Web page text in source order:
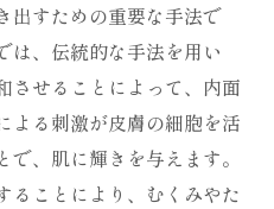
出すための重要な手法で
は、伝統的な手法を用い
させることによって、内面
よる刺激が皮膚の細胞を活
、肌に輝きを与えます。
ることにより、むくみやた